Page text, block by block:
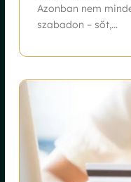
Azonban nem
szabadon – sőt,...